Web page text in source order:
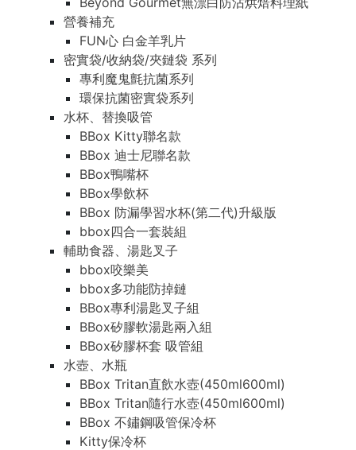
營養補充
FUN心 白金羊乳片
密實袋/收納袋/夾鏈袋 系列
專利魔鬼氈抗菌系列
環保抗菌密實袋系列
水杯、替換吸管
BBox Kitty聯名款
BBox 迪士尼聯名款
BBox鴨嘴杯
BBox學飲杯
BBox 防漏學習水杯(第二代)升級版
bbox四合一套裝組
輔助食器、湯匙叉子
bbox咬樂美
bbox多功能防掉鏈
BBox專利湯匙叉子組
BBox矽膠軟湯匙兩入組
BBox矽膠杯套 吸管組
水壺、水瓶
BBox Tritan直飲水壺(450ml600ml)
BBox Tritan隨行水壺(450ml600ml)
BBox 不鏽鋼吸管保冷杯
Kitty保冷杯